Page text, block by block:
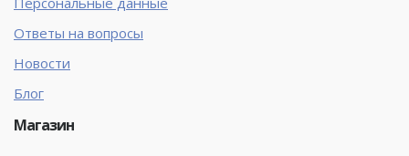
Ответы на вопросы
Новости
Блог
Магазин